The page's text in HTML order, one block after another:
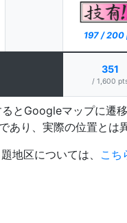
197 / 200
351
/ 1,600
とGoogleマップに遷
あり、実際の位置とは
地区については、 こち